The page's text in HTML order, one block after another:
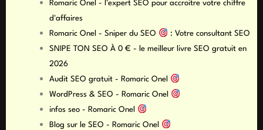
Romaric Onel - l'expert SEO pour accroitre votre chiffre
d'affaires
Romaric Onel - Sniper du SEO
: Votre consultant SEO
SNIPE TON SEO À 0 € - le meilleur livre SEO gratuit en
2026
Audit SEO gratuit - Romaric Onel
WordPress & SEO - Romaric Onel
infos seo - Romaric Onel
Blog sur le SEO - Romaric Onel